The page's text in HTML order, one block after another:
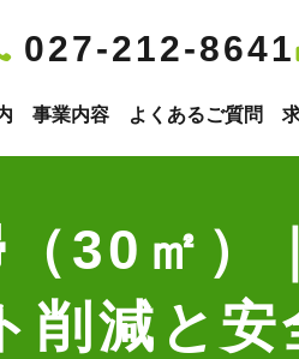
事業内容 よくあるご質問
027-212-8641
30㎡）
削減と安